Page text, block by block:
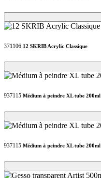
Loading...
Loading...
371106 12 SKRIB Acrylic Classique
Loading...
Loading...
937115 Médium à peindre XL tube 200ml
Loading...
Loading...
937115 Médium à peindre XL tube 200ml
Loading...
Loading...